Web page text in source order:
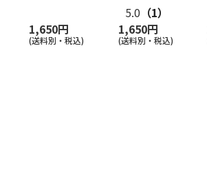
1,650円
(送料別・税込)
5.0 （1）
1,650円
(送料別・税込)